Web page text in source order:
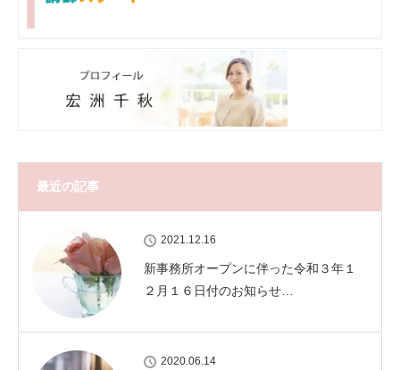
最近の記事
2021.12.16
新事務所オープンに伴った令和３年１
２月１６日付のお知らせ…
2020.06.14